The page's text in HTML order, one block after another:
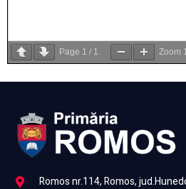
Page 1 / 1 Zoom
Romos nr.114, Romos,